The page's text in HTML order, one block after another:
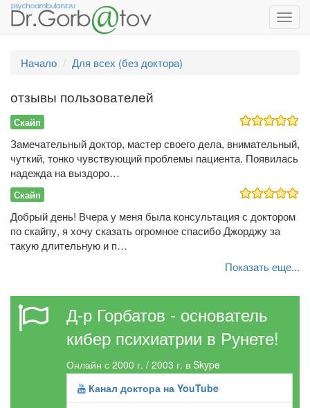
Начало
Для всех (без доктора)
отзывы пользователей
Скайп
Замечательный доктор, мастер своего дела, внимательный,
чуткий, тонко чувствующий проблемы пациента. Появилась
надежда на выздоро…
Скайп
Добрый день! Вчера у меня была консультация с доктором
по скайпу, я хочу сказать огромное спасибо Джорджу за
такую длительную и п…
Показать еще...
Д-р Горбатов - основатель
кибер психиатрии в Рунете!
Онлайн с 2000 г. / 2003 г. в Skype
Канал доктора на YouTube